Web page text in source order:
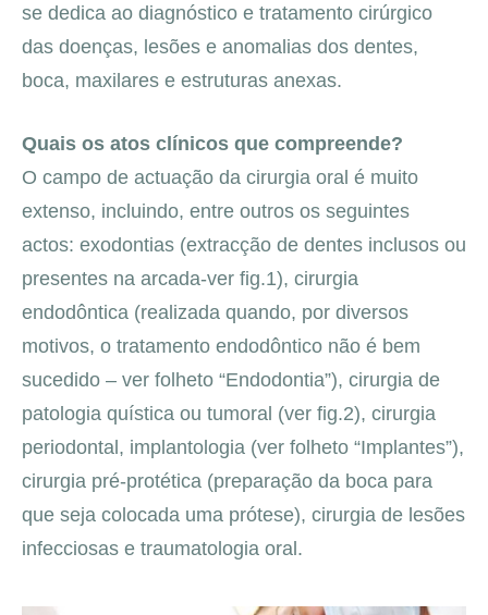
se dedica ao diagnóstico e tratamento cirúrgico
das doenças, lesões e anomalias dos dentes,
boca, maxilares e estruturas anexas.
Quais os atos clínicos que compreende?
O campo de actuação da cirurgia oral é muito
extenso, incluindo, entre outros os seguintes
actos: exodontias (extracção de dentes inclusos ou
presentes na arcada-ver fig.1), cirurgia
endodôntica (realizada quando, por diversos
motivos, o tratamento endodôntico não é bem
sucedido – ver folheto “Endodontia”), cirurgia de
patologia quística ou tumoral (ver fig.2), cirurgia
periodontal, implantologia (ver folheto “Implantes”),
cirurgia pré-protética (preparação da boca para
que seja colocada uma prótese), cirurgia de lesões
infecciosas e traumatologia oral.